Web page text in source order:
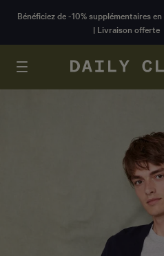
PRINCIPAL
Bénéficiez de -10% supplémentaires
| Livraison offerte